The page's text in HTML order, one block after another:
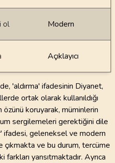
ol Modern
Açıklayıcı
'aldırma' ifadesinin Diyanet,
ortak olarak kullanıldığı
koruyarak, müminlerin
sergilemeleri gerektiğini dile
ifadesi, geleneksel ve modern
ve bu durum, tercüme
yansıtmaktadır. Ayrıca